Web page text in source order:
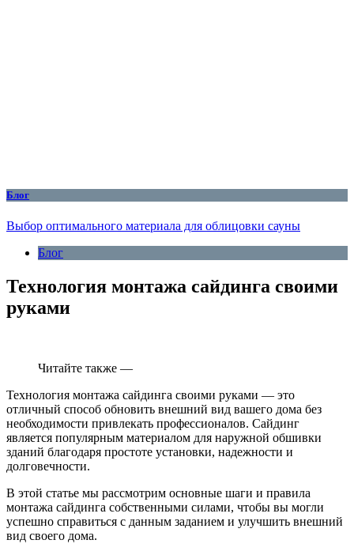
Блог
Выбор оптимального материала для облицовки сауны
Блог
Технология монтажа сайдинга своими
руками
Читайте также —
Технология монтажа сайдинга своими руками — это
отличный способ обновить внешний вид вашего дома без
необходимости привлекать профессионалов. Сайдинг
является популярным материалом для наружной обшивки
зданий благодаря простоте установки, надежности и
долговечности.
В этой статье мы рассмотрим основные шаги и правила
монтажа сайдинга собственными силами, чтобы вы могли
успешно справиться с данным заданием и улучшить внешний
вид своего дома.